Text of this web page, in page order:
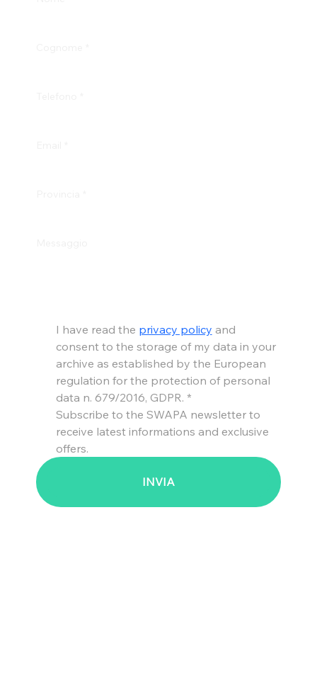
I have read the privacy policy and
consent to the storage of my data in your
archive as established by the European
regulation for the protection of personal
data n. 679/2016, GDPR. *
Subscribe to the SWAPA newsletter to
receive latest informations and exclusive
offers.
INVIA